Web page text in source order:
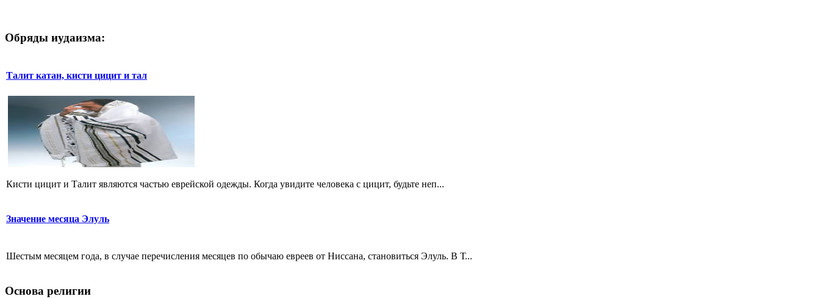
Обряды иудаизма:
Талит катан, кисти цицит и тал
Кисти цицит и Талит являются частью еврейской одежды. Когда увидите человека с цицит, будьте неп...
Значение месяца Элуль
Шестым месяцем года, в случае перечисления месяцев по обычаю евреев от Ниссана, становиться Элуль. В Т...
Основа религии